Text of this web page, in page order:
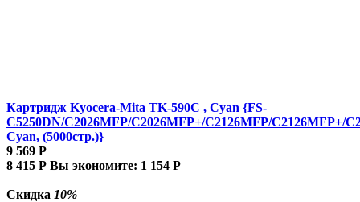
Картридж Kyocera-Mita TK-590C , Cyan {FS-
C5250DN/C2026MFP/C2026MFP+/C2126MFP/C2126MFP+/
Cyan, (5000стр.)}
9 569 Р
8 415 Р Вы экономите: 1 154 Р
Скидка 10%